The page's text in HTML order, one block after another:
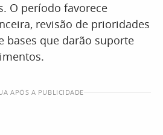
O período favorece
revisão de prioridades
bases que darão suporte
APÓS A PUBLICIDADE